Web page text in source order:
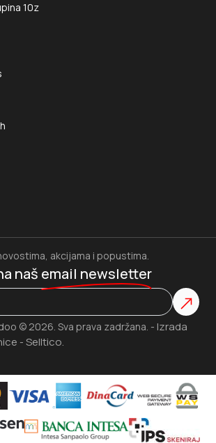
10z
© 2026. Sva prava zadržana. - Izrada
- Selltico.
akcijama i popustima.
naš email newsletter